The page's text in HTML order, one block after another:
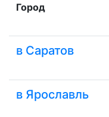
Город
в Саратов
в Ярославль